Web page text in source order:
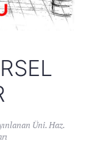
Üni. Haz.